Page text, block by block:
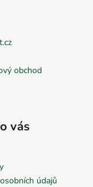
obchod
vás
údajů